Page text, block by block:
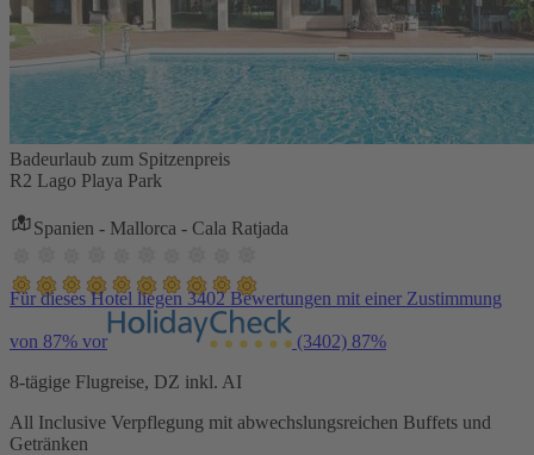
Badeurlaub zum Spitzenpreis
R2 Lago Playa Park
Spanien - Mallorca - Cala Ratjada
Für dieses Hotel liegen 3402 Bewertungen mit einer Zustimmung
von 87% vor (3402) 87%
8-tägige Flugreise, DZ inkl. AI
All Inclusive Verpflegung mit abwechslungsreichen Buffets und
Getränken